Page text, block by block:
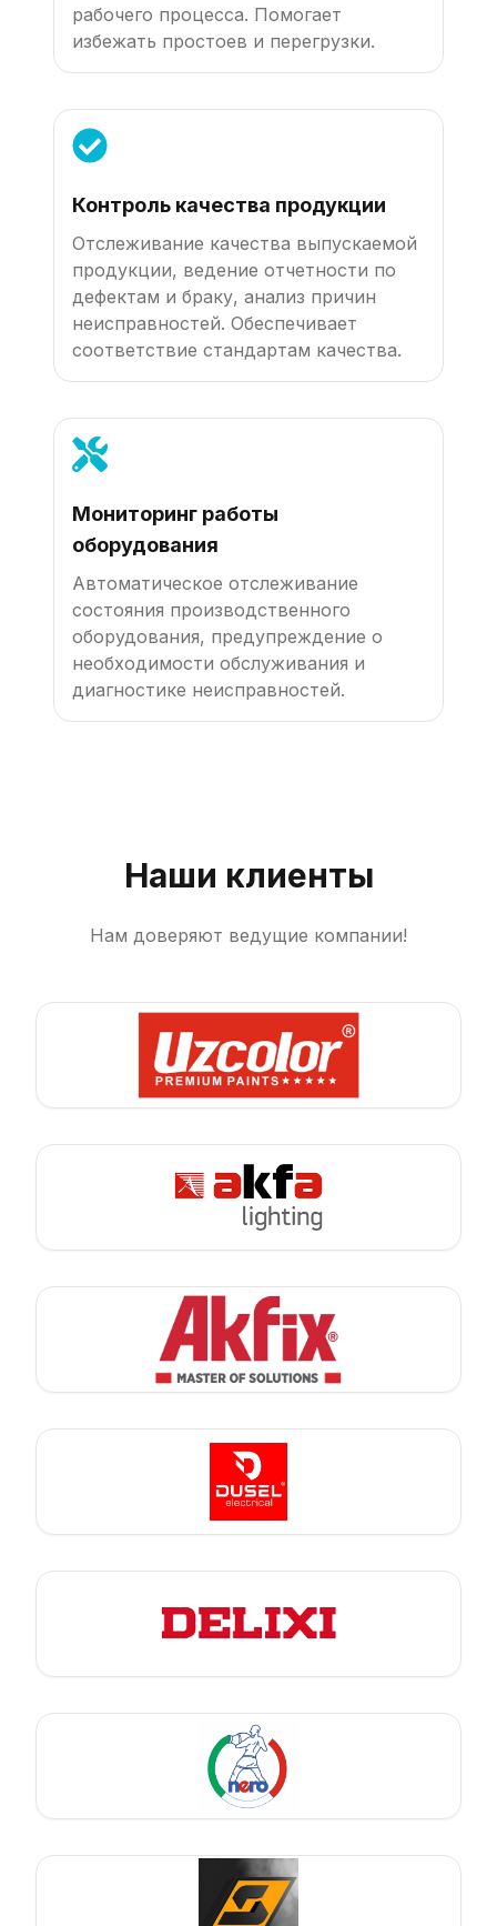
рабочего процесса. Помогает
избежать простоев и перегрузки.
Контроль качества продукции
Отслеживание качества выпускаемой
продукции, ведение отчетности по
дефектам и браку, анализ причин
неисправностей. Обеспечивает
соответствие стандартам качества.
Мониторинг работы
оборудования
Автоматическое отслеживание
состояния производственного
оборудования, предупреждение о
необходимости обслуживания и
диагностике неисправностей.
Наши клиенты
Нам доверяют ведущие компании!